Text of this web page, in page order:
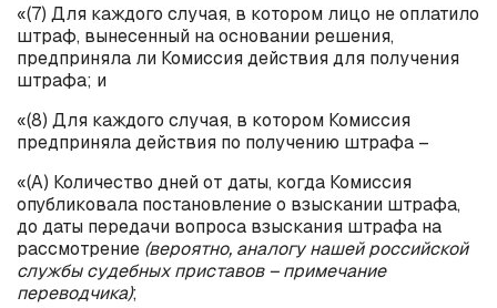
«(7) Для каждого случая, в котором лицо не оплатило
штраф, вынесенный на основании решения,
предприняла ли Комиссия действия для получения
штрафа; и
«(8) Для каждого случая, в котором Комиссия
предприняла действия по получению штрафа –
«(А) Количество дней от даты, когда Комиссия
опубликовала постановление о взыскании штрафа,
до даты передачи вопроса взыскания штрафа на
рассмотрение (вероятно, аналогу нашей российской
службы судебных приставов – примечание
переводчика);